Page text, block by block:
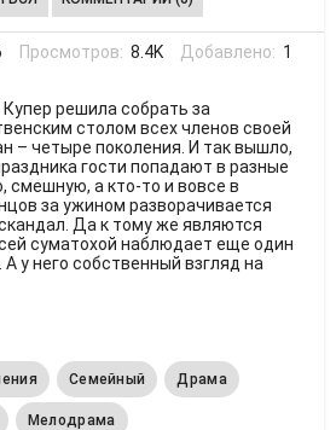
Просмотров: 8.4K Добавлено: 1
решила собрать за
столом всех членов своей
– четыре поколения. И так вышло,
гости попадают в разные
смешную, а кто-то и вовсе в
за ужином разворачивается
Да к тому же являются
суматохой наблюдает еще один
у него собственный взгляд на
Семейный Драма
Мелодрама